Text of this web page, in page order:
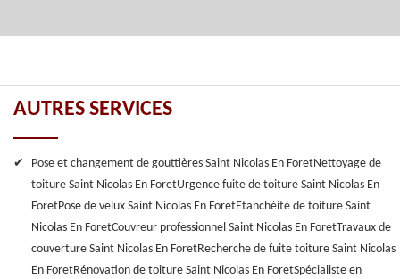
AUTRES SERVICES
Pose et changement de gouttières Saint Nicolas En ForetNettoyage de
toiture Saint Nicolas En ForetUrgence fuite de toiture Saint Nicolas En
ForetPose de velux Saint Nicolas En ForetEtanchéité de toiture Saint
Nicolas En ForetCouvreur professionnel Saint Nicolas En ForetTravaux de
couverture Saint Nicolas En ForetRecherche de fuite toiture Saint Nicolas
En ForetRénovation de toiture Saint Nicolas En ForetSpécialiste en